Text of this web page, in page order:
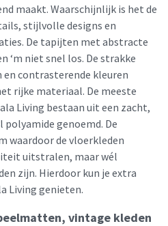
maakt. Waarschijnlijk is het de
stijlvolle designs en
De tapijten met abstracte
‘m niet snel los. De strakke
contrasterende kleuren
rijke materiaal. De meeste
Living bestaan uit een zacht,
genoemd. De
waardoor de vloerkleden
uitstralen, maar wél
zijn. Hierdoor kun je extra
Living genieten.
vintage kleden